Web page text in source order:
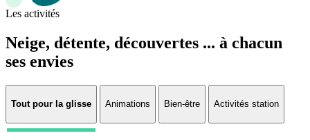
Les activités
Neige, détente, découvertes ... à chacun
ses envies
Tout pour la glisse Animations Bien-être Activités station